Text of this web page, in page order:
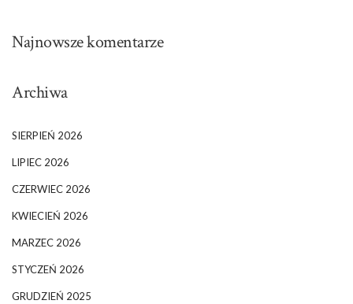
Najnowsze komentarze
Archiwa
SIERPIEŃ 2026
LIPIEC 2026
CZERWIEC 2026
KWIECIEŃ 2026
MARZEC 2026
STYCZEŃ 2026
GRUDZIEŃ 2025